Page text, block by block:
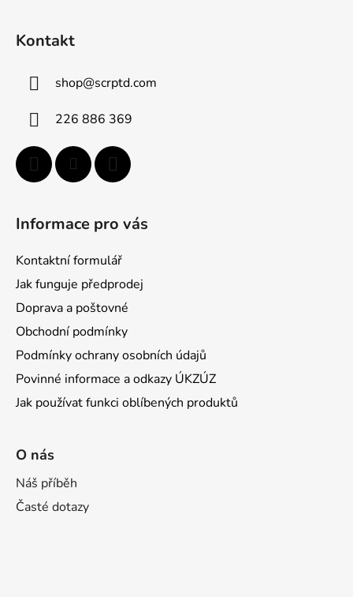
Kontakt
shop@scrptd.com
226 886 369
Informace pro vás
Kontaktní formulář
Jak funguje předprodej
Doprava a poštovné
Obchodní podmínky
Podmínky ochrany osobních údajů
Povinné informace a odkazy ÚKZÚZ
Jak používat funkci oblíbených produktů
O nás
Náš příběh
Časté dotazy